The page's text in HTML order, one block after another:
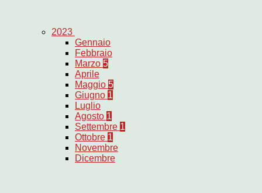
2023
Gennaio
Febbraio
Marzo 5
Aprile
Maggio 5
Giugno 1
Luglio
Agosto 1
Settembre 1
Ottobre 1
Novembre
Dicembre